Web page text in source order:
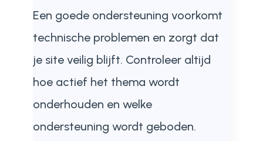
Een goede ondersteuning voorkomt
technische problemen en zorgt dat
je site veilig blijft. Controleer altijd
hoe actief het thema wordt
onderhouden en welke
ondersteuning wordt geboden.